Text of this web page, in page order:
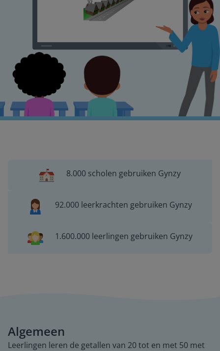
8.000 scholen gebruiken Gynzy
92.000 leerkrachten gebruiken Gynzy
1.600.000 leerlingen gebruiken Gynzy
Algemeen
Leerlingen leren de getallen van 20 tot en met 50 met